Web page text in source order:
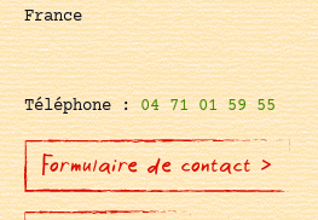
France
Téléphone :04 71 01 59 55
Formulaire de contact >